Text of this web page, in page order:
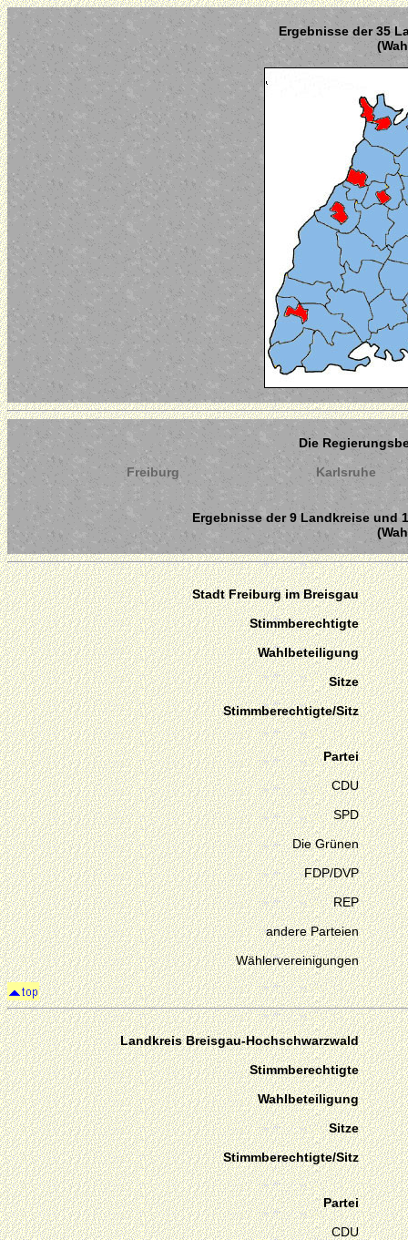
Ergebnisse der 35
Die
Freiburg
Karlsruhe
Ergebnisse der 9 Landkreise und
Stadt Freiburg im Breisgau
Stimmberechtigte
Wahlbeteiligung
Sitze
Stimmberechtigte/Sitz
Partei
CDU
SPD
Die Grünen
FDP/DVP
REP
andere Parteien
Wählervereinigungen
Landkreis Breisgau-Hochschwarzwald
Stimmberechtigte
Wahlbeteiligung
Sitze
Stimmberechtigte/Sitz
Partei
CDU